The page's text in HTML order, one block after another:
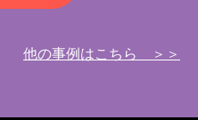
他の事例はこちら ＞＞